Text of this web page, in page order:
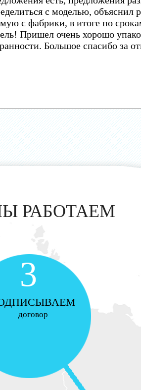
с моделью, объяснил
с фабрики, в итоге по
Пришел очень хорошо
Большое спасибо за
РАБОТАЕМ
3
договор